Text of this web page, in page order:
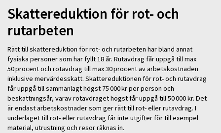
Skattereduktion för rot- och
rutarbeten
Rätt till skattereduktion för rot- och rutarbeten har bland annat
fysiska personer som har fyllt 18 år. Rutavdrag får uppgå till max
50 procent och rotavdrag till max 30 procent av arbetskostnaden
inklusive mervärdesskatt. Skattereduktionen för rot- och rutavdrag
får uppgå till sammanlagt högst 75 000 kr per person och
beskattningsår, varav rotavdraget högst får uppgå till 50 000 kr. Det
är endast arbetskostnader som ger rätt till rot- eller rutavdrag. I
underlaget till rot- eller rutavdrag får inte utgifter för till exempel
material, utrustning och resor räknas in.